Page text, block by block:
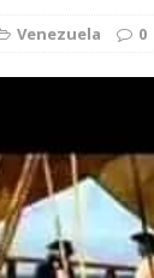
Venezuela 0